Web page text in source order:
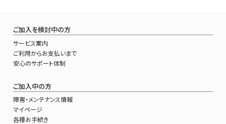
ご加入を検討中の方
サービス案内
ご利用からお支払いまで
安心のサポート体制
ご加入中の方
障害・メンテナンス情報
マイページ
各種お手続き